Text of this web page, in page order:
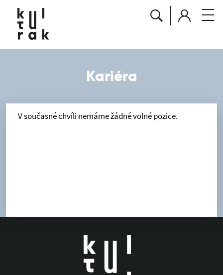
Kariéra
V současné chvíli nemáme žádné volné pozice.